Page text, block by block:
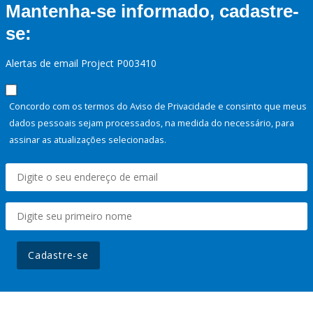
Mantenha-se informado, cadastre-
se:
Alertas de email Project P003410
Concordo com os termos do Aviso de Privacidade e consinto que meus
dados pessoais sejam processados, na medida do necessário, para
assinar as atualizações selecionadas.
Cadastre-se